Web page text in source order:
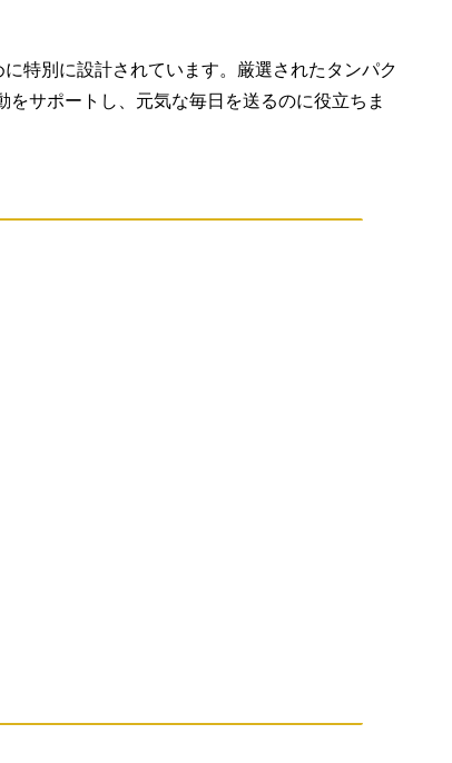
特別に設計されています。厳選されたタンパク
サポートし、元気な毎日を送るのに役立ちま